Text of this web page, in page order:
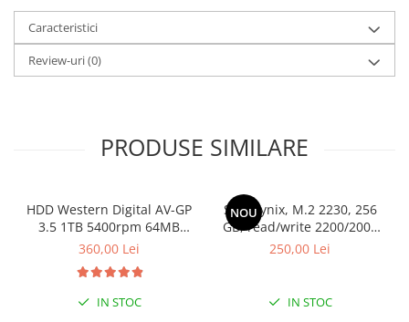
Sisteme server
Stabilizatoare de tensiune
Periferice
Accesorii UPS-uri
Statii GRAFICE
Statii GRAFICE NOI
Statii GRAFICE Refurbished
Caracteristici
Review-uri(0)
PRODUSE SIMILARE
HDD Western Digital AV-GP
3.5 1TB 5400rpm 64MB
SATA3 (WD10EURX)
360,00 Lei
IN STOC
NOU
SSD Hynix, M.2 2230, 256
GB, read/write 2200/2000
MB/s, bulk
250,00 Lei
IN STOC